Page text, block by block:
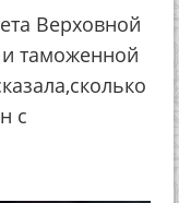
Верховной
таможенной
с